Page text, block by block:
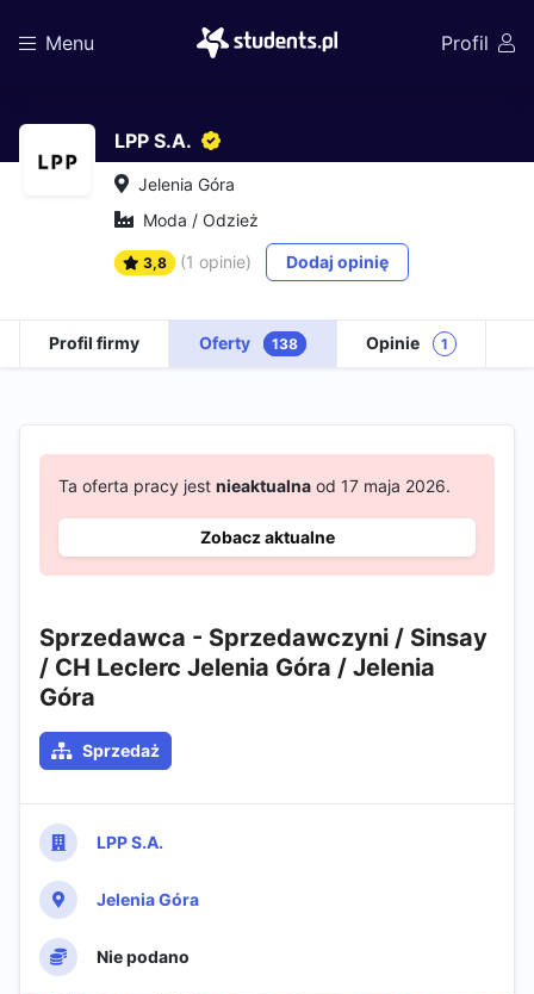
Menu Profil
LPP S.A.
Jelenia Góra
Moda / Odzież
3,8 (1 opinie) Dodaj opinię
Profil firmy Oferty 138 Opinie 1
Ta oferta pracy jest nieaktualna od 17 maja 2026.
Zobacz aktualne
Sprzedawca - Sprzedawczyni / Sinsay
/ CH Leclerc Jelenia Góra / Jelenia
Góra​
Sprzedaż
LPP S.A.
Jelenia Góra
Nie podano